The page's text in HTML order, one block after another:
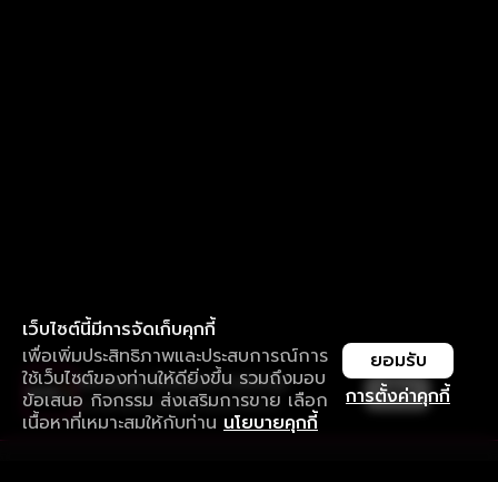
เว็บไซต์นี้มีการจัดเก็บคุกกี้
เพื่อเพิ่มประสิทธิภาพและประสบการณ์การ
ใช้เว็บไซต์ของท่านให้ดียิ่งขึ้น รวมถึงมอบ
ข้อเสนอ กิจกรรม ส่งเสริมการขาย เลือก
เนื้อหาที่เหมาะสมให้กับท่าน นโยบายคุกกี้
การตั้งค่าคุกกี้
ยอมรับ
ใช้งานแอป ลื่นไหลกว่า ไม่มีสะดุด
ดาวน์โหลดแอปเพื่อการรับชมที่ดีกว่า เปิด